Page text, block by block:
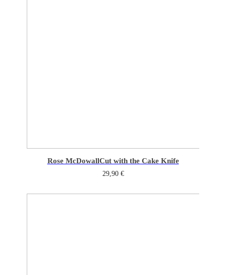
Rose McDowallCut with the Cake Knife
29,90 €